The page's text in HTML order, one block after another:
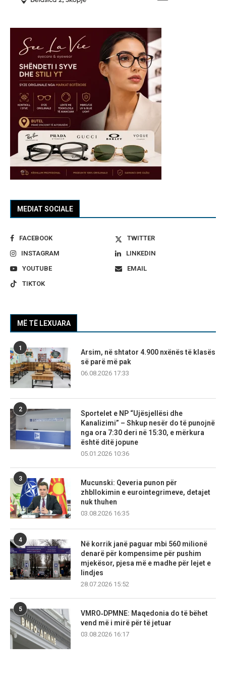
MEDIAT SOCIALE
FACEBOOK
TWITTER
INSTAGRAM
LINKEDIN
YOUTUBE
EMAIL
TIKTOK
MË TË LEXUARA
1
Arsim, në shtator 4.900 nxënës të klasës
së parë më pak
06.08.2026 17:33
2
Sportelet e NP “Ujësjellësi dhe
Kanalizimi” – Shkup nesër do të punojnë
nga ora 7:30 deri në 15:30, e mërkura
është ditë jopune
05.01.2026 10:36
3
Mucunski: Qeveria punon për
zhbllokimin e eurointegrimeve, detajet
nuk thuhen
03.08.2026 16:35
4
Në korrik janë paguar mbi 560 milionë
denarë për kompensime për pushim
mjekësor, pjesa më e madhe për lejet e
lindjes
28.07.2026 15:52
5
VMRO‑DPMNE: Maqedonia do të bëhet
vend më i mirë për të jetuar
03.08.2026 16:17